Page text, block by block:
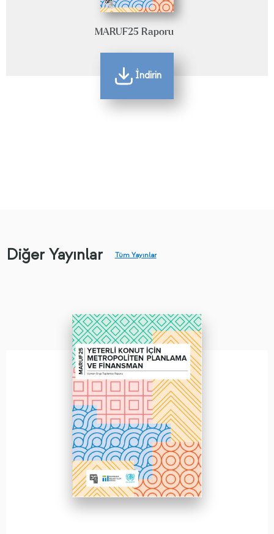
MARUF25 Raporu
İndirin
Diğer Yayınlar Tüm Yayınlar